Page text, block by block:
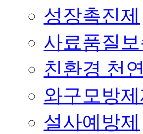
성장촉진제
사료품질
친환경 천
와구모방제
설사예방제